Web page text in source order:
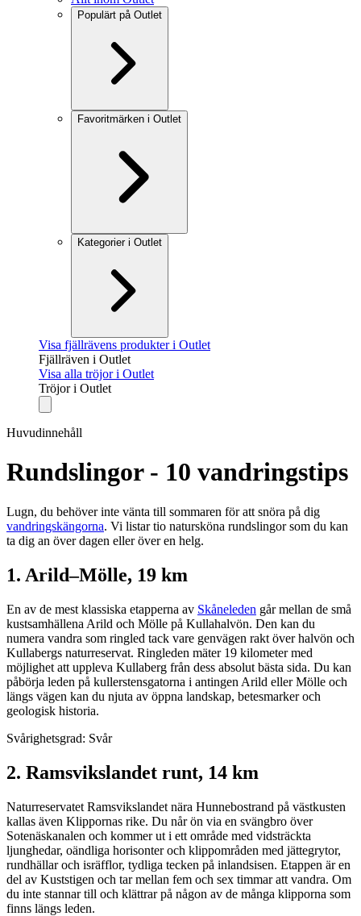
Populärt på Outlet
Favoritmärken i Outlet
Kategorier i Outlet
Visa fjällrävens produkter i Outlet
Fjällräven i Outlet
Visa alla tröjor i Outlet
Tröjor i Outlet
Huvudinnehåll
Rundslingor - 10 vandringstips
Lugn, du behöver inte vänta till sommaren för att snöra på dig
vandringskängorna. Vi listar tio natursköna rundslingor som du kan
ta dig an över dagen eller över en helg.
1. Arild–Mölle, 19 km
En av de mest klassiska etapperna av Skåneleden går mellan de små
kustsamhällena Arild och Mölle på Kullahalvön. Den kan du
numera vandra som ringled tack vare genvägen rakt över halvön och
Kullabergs naturreservat. Ringleden mäter 19 kilometer med
möjlighet att uppleva Kullaberg från dess absolut bästa sida. Du kan
påbörja leden på kullerstensgatorna i antingen Arild eller Mölle och
längs vägen kan du njuta av öppna landskap, betesmarker och
geologisk historia.
Svårighetsgrad: Svår
2. Ramsvikslandet runt, 14 km
Naturreservatet Ramsvikslandet nära Hunnebostrand på västkusten
kallas även Klippornas rike. Du når ön via en svängbro över
Sotenäskanalen och kommer ut i ett område med vidsträckta
ljunghedar, oändliga horisonter och klippområden med jättegrytor,
rundhällar och isräfflor, tydliga tecken på inlandsisen. Etappen är en
del av Kuststigen och tar mellan fem och sex timmar att vandra. Om
du inte stannar till och klättrar på någon av de många klipporna som
finns längs leden.